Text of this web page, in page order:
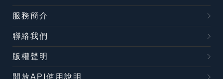
服務簡介
聯絡我們
版權聲明
開放API使用說明